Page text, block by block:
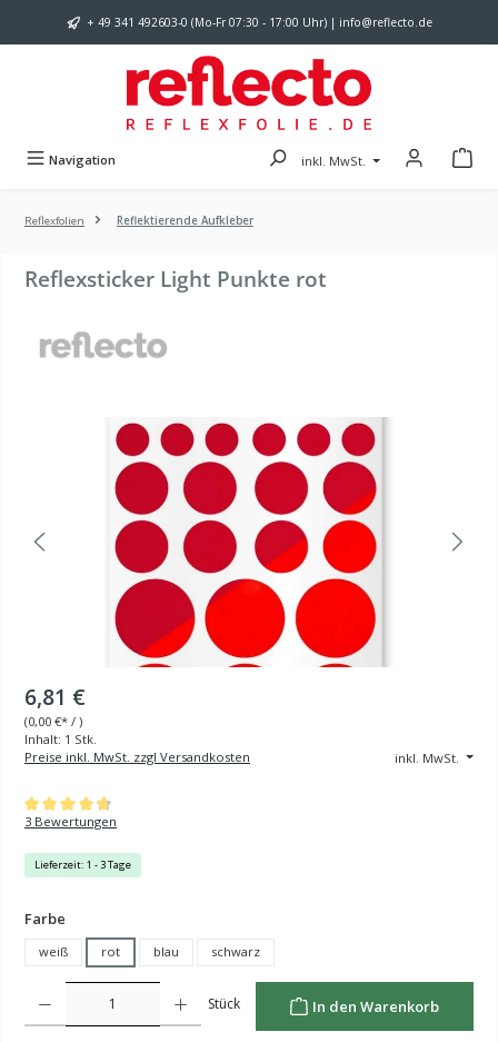
Zum Hauptinhalt springen
+ 49 341 492603-0 (Mo-Fr 07:30 - 17:00 Uhr) | info@reflecto.de
Navigation inkl. MwSt.
Reflexfolien Reflektierende Aufkleber
Reflexsticker Light Punkte rot
Bildergalerie überspringen
6,81 €
(0,00 €* / )
Inhalt: 1 Stk.
inkl. MwSt.
Preise inkl. MwSt. zzgl Versandkosten
Durchschnittliche Bewertung von 4.67 von 5 Sternen
3 Bewertungen
Lieferzeit: 1 - 3 Tage
Farbe
weiß rot blau schwarz
Produkt Anzahl: Gib den gewünschten Wert ein oder benutze die Schaltflächen um die Anzahl
Stück In den Warenkorb